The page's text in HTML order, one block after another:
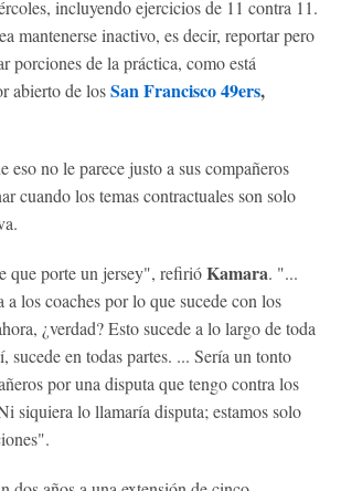
incluyendo ejercicios de 11 contra 11.
mantenerse inactivo, es decir, reportar pero
porciones de la práctica, como está
abierto de losSan Francisco 49ers,
eso no le parece justo a sus compañeros
cuando los temas contractuales son solo
que porte un jersey", refirióKamara. "...
los coaches por lo que sucede con los
¿verdad? Esto sucede a lo largo de toda
sucede en todas partes. ... Sería un tonto
por una disputa que tengo contra los
siquiera lo llamaría disputa; estamos solo